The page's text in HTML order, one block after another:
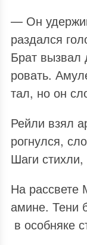
— Он
раздался
Брат вызвал
ровать.
тал, но он
Рейли взял
рогнулся,
Шаги
На рассвете
амине. Тени
в особняке